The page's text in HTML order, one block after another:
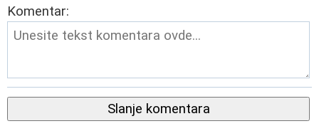
Komentar:
Slanje komentara